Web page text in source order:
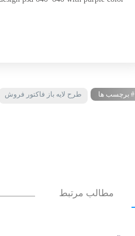
# برچسب ها طرح لایه باز فاکتور فروش
مطالب مرتبط